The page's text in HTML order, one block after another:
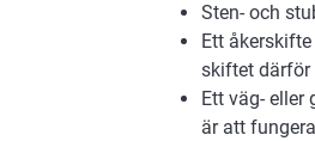
Sten- och
Ett
skiftet därför
Ett väg-
är att